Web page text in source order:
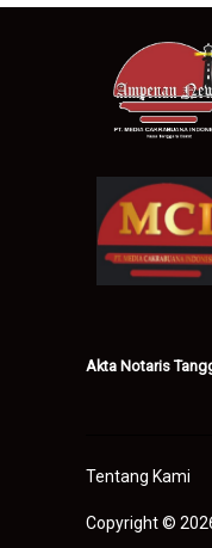
Akta Notaris
Tentang Kami
Copyright ©